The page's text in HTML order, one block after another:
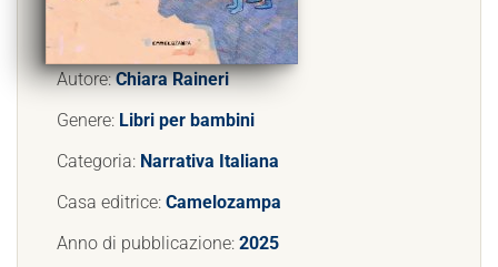
Autore:Chiara Raineri
Genere: Libri per bambini
Categoria: Narrativa Italiana
Casa editrice: Camelozampa
Anno di pubblicazione: 2025